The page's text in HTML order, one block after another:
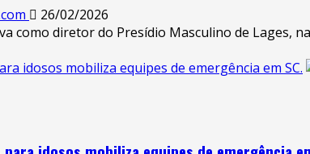
26/02/2026
como diretor do Presídio Masculino de Lages,
idosos mobiliza equipes de emergência em SC.